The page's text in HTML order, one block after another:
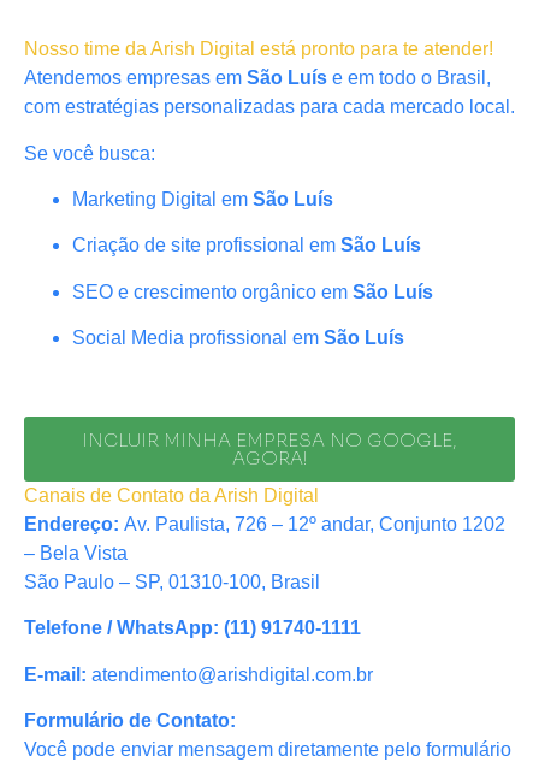
Nosso time da Arish Digital está pronto para te atender!
Atendemos empresas em São Luís e em todo o Brasil,
com estratégias personalizadas para cada mercado local.
Se você busca:
Marketing Digital em São Luís
Criação de site profissional em São Luís
SEO e crescimento orgânico em São Luís
Social Media profissional em São Luís
INCLUIR MINHA EMPRESA NO GOOGLE,
AGORA!
Canais de Contato da Arish Digital
Endereço: Av. Paulista, 726 – 12º andar, Conjunto 1202
– Bela Vista
São Paulo – SP, 01310-100, Brasil
Telefone / WhatsApp: (11) 91740-1111
E-mail: atendimento@arishdigital.com.br
Formulário de Contato:
Você pode enviar mensagem diretamente pelo formulário